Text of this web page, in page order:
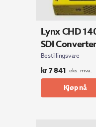
Lynx CHD
SDI Converter
Bestillingsvare
kr7 841 eks. mva.
Kjøp nå